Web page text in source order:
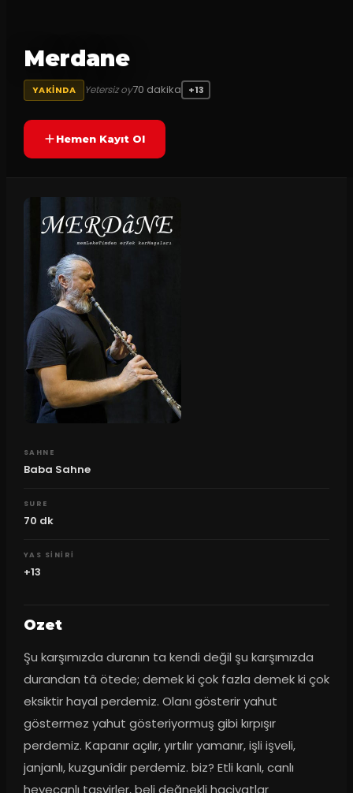
Merdane
YAKINDA Yetersiz oy70 dakika +13
Hemen Kayıt Ol
SAHNE
Baba Sahne
SURE
70 dk
YAS SINIRI
+13
Ozet
Şu karşımızda duranın ta kendi değil şu karşımızda
durandan tâ ötede; demek ki çok fazla demek ki çok
eksiktir hayal perdemiz. Olanı gösterir yahut
göstermez yahut gösteriyormuş gibi kırpışır
perdemiz. Kapanır açılır, yırtılır yamanır, işli işveli,
janjanlı, kuzgunîdir perdemiz. biz? Etli kanlı, canlı